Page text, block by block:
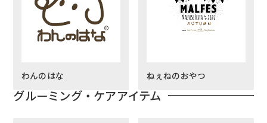
わんのはな ねぇねのおやつ
グルーミング・ケアアイテム